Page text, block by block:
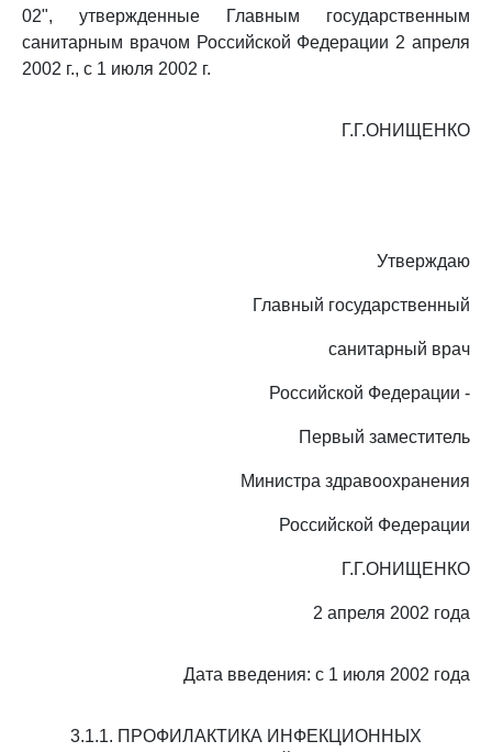
02", утвержденные Главным государственным
санитарным врачом Российской Федерации 2 апреля
2002 г., с 1 июля 2002 г.
Г.Г.ОНИЩЕНКО
Утверждаю
Главный государственный
санитарный врач
Российской Федерации -
Первый заместитель
Министра здравоохранения
Российской Федерации
Г.Г.ОНИЩЕНКО
2 апреля 2002 года
Дата введения: с 1 июля 2002 года
3.1.1. ПРОФИЛАКТИКА ИНФЕКЦИОННЫХ